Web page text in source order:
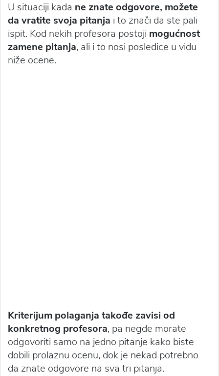
U situaciji kada ne znate odgovore, možete
da vratite svoja pitanja i to znači da ste pali
ispit. Kod nekih profesora postoji mogućnost
zamene pitanja, ali i to nosi posledice u vidu
niže ocene.
Kriterijum polaganja takođe zavisi od
konkretnog profesora, pa negde morate
odgovoriti samo na jedno pitanje kako biste
dobili prolaznu ocenu, dok je nekad potrebno
da znate odgovore na sva tri pitanja.